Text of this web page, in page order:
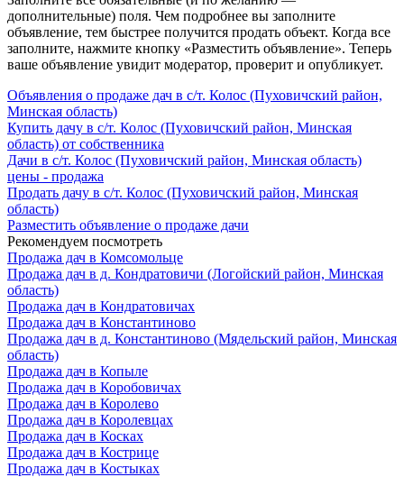
дополнительные) поля. Чем подробнее вы заполните
объявление, тем быстрее получится продать объект. Когда все
заполните, нажмите кнопку «Разместить объявление». Теперь
ваше объявление увидит модератор, проверит и опубликует.
Объявления о продаже дач в с/т. Колос (Пуховичский район,
Минская область)
Купить дачу в с/т. Колос (Пуховичский район, Минская
область) от собственника
Дачи в с/т. Колос (Пуховичский район, Минская область)
цены - продажа
Продать дачу в с/т. Колос (Пуховичский район, Минская
область)
Разместить объявление о продаже дачи
Рекомендуем посмотреть
Продажа дач в Комсомольце
Продажа дач в д. Кондратовичи (Логойский район, Минская
область)
Продажа дач в Кондратовичах
Продажа дач в Константиново
Продажа дач в д. Константиново (Мядельский район, Минская
область)
Продажа дач в Копыле
Продажа дач в Коробовичах
Продажа дач в Королево
Продажа дач в Королевцах
Продажа дач в Косках
Продажа дач в Кострице
Продажа дач в Костыках